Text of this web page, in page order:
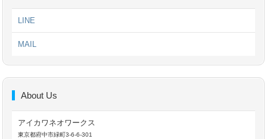
LINE
MAIL
About Us
アイカワネオワークス
東京都府中市緑町3-6-6-301